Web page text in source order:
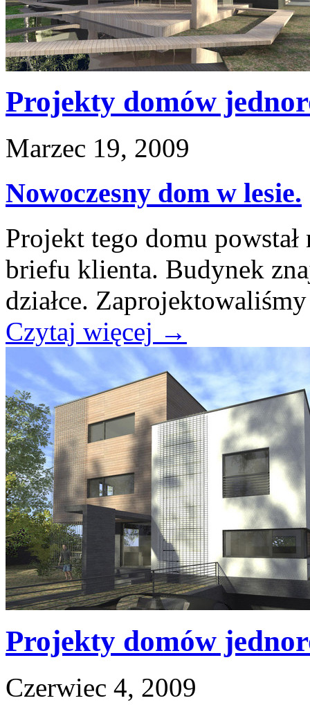
Projekty domów
Marzec 19, 2009
Nowoczesny dom w lesie.
Projekt tego domu powstał
briefu klienta. Budynek
działce. Zaprojektowaliśmy
Czytaj więcej →
Projekty domów
Czerwiec 4, 2009